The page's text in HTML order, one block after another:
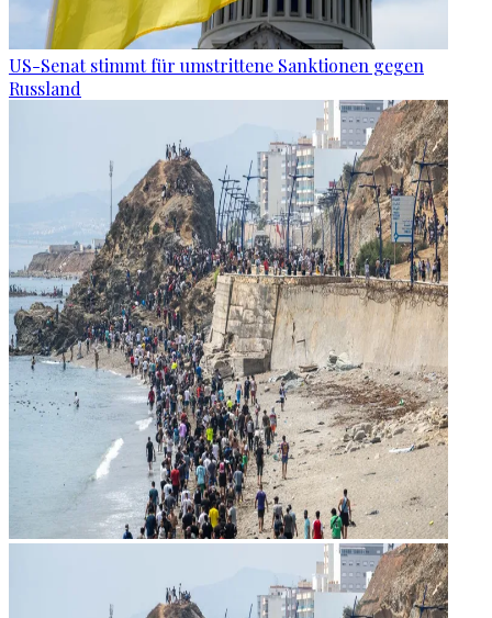
US-Senat stimmt für umstrittene Sanktionen gegen
Russland